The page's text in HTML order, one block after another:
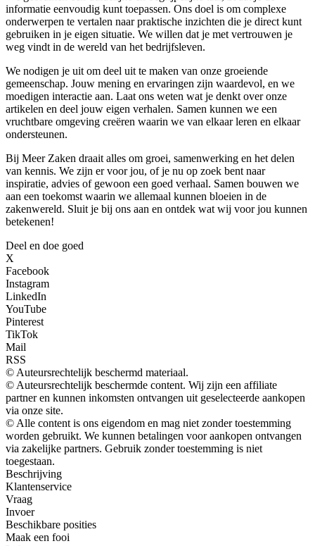
informatie eenvoudig kunt toepassen. Ons doel is om complexe
onderwerpen te vertalen naar praktische inzichten die je direct kunt
gebruiken in je eigen situatie. We willen dat je met vertrouwen je
weg vindt in de wereld van het bedrijfsleven.
We nodigen je uit om deel uit te maken van onze groeiende
gemeenschap. Jouw mening en ervaringen zijn waardevol, en we
moedigen interactie aan. Laat ons weten wat je denkt over onze
artikelen en deel jouw eigen verhalen. Samen kunnen we een
vruchtbare omgeving creëren waarin we van elkaar leren en elkaar
ondersteunen.
Bij Meer Zaken draait alles om groei, samenwerking en het delen
van kennis. We zijn er voor jou, of je nu op zoek bent naar
inspiratie, advies of gewoon een goed verhaal. Samen bouwen we
aan een toekomst waarin we allemaal kunnen bloeien in de
zakenwereld. Sluit je bij ons aan en ontdek wat wij voor jou kunnen
betekenen!
Deel en doe goed
X
Facebook
Instagram
LinkedIn
YouTube
Pinterest
TikTok
Mail
RSS
© Auteursrechtelijk beschermd materiaal.
© Auteursrechtelijk beschermde content. Wij zijn een affiliate
partner en kunnen inkomsten ontvangen uit geselecteerde aankopen
via onze site.
© Alle content is ons eigendom en mag niet zonder toestemming
worden gebruikt. We kunnen betalingen voor aankopen ontvangen
via zakelijke partners. Gebruik zonder toestemming is niet
toegestaan.
Beschrijving
Klantenservice
Vraag
Invoer
Beschikbare posities
Maak een fooi